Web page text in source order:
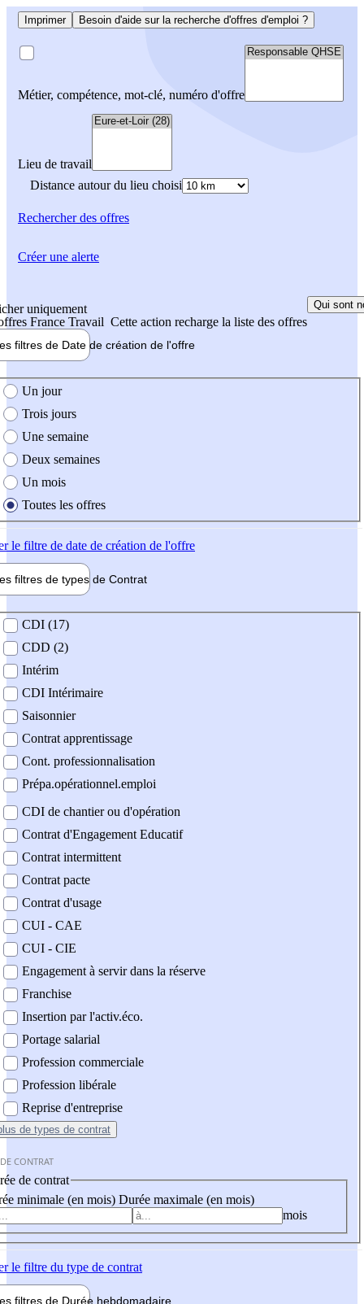
Imprimer Besoin d'aide sur la recherche d'offres d'emploi ?
Métier, compétence, mot-clé, numéro d'offre
Lieu de travail
Distance autour du lieu choisi
Rechercherdes offres
uniquement
France Travail Cette action recharge la liste des offres
Qui sont
filtres de Date de création de l'offre
création de l'offre
Un jour
Trois jours
Une semaine
Deux semaines
Un mois
Toutes les offres
le filtre de date de création de l'offre
filtres de types de Contrat
contrat
CDI (17)
CDD (2)
Intérim
CDI Intérimaire
Saisonnier
Contrat apprentissage
Cont. professionnalisation
Prépa.opérationnel.emploi
CDI de chantier ou d'opération
Contrat d'Engagement Educatif
Contrat intermittent
Contrat pacte
Contrat d'usage
CUI - CAE
CUI - CIE
Engagement à servir dans la réserve
Franchise
Insertion par l'activ.éco.
Portage salarial
Profession commerciale
Profession libérale
Reprise d'entreprise
de types de contrat
CONTRAT
de contrat
minimale (en mois) Durée maximale (en mois)
mois
le filtre du type de contrat
filtres de Durée hebdomadaire
Créer une alerte